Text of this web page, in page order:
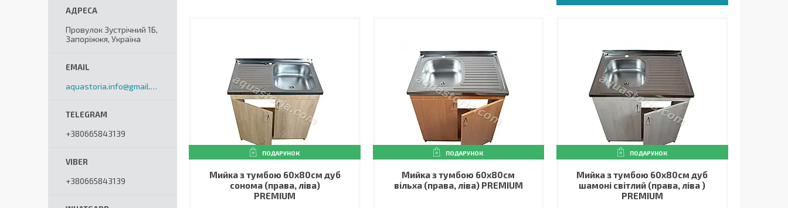
ПОДАРУНОК
Мийка з тумбою 60х80см дуб
сонома (права, ліва)
PREMIUM
ПОДАРУНОК
Мийка з тумбою 60х80см
вільха (права, ліва) PREMIUM
ПОДАРУНОК
Мийка з тумбою 60х80см дуб
шамоні світлий (права, ліва )
PREMIUM
Провулок Зустрічний 1Б,
Запоріжжя, Україна
aquastoria.info@gmail.com
+380665843139
+380665843139